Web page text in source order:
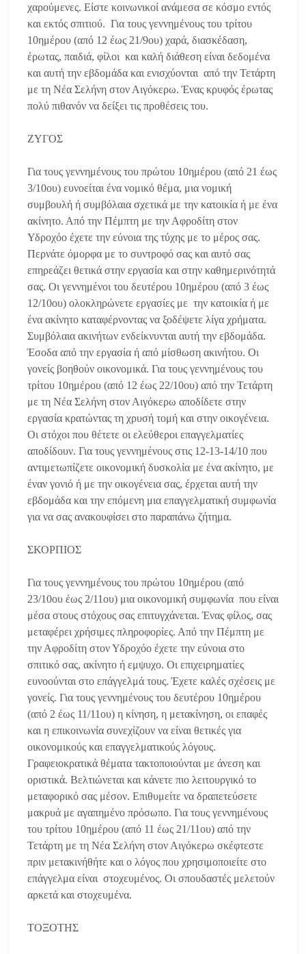
χαρούμενες. Είστε κοινωνικοί ανάμεσα σε κόσμο εντός
και εκτός σπιτιού. Για τους γεννημένους του τρίτου
10ημέρου (από 12 έως 21/9ου) χαρά, διασκέδαση,
έρωτας, παιδιά, φίλοι και καλή διάθεση είναι δεδομένα
και αυτή την εβδομάδα και ενισχύονται από την Τετάρτη
με τη Νέα Σελήνη στον Αιγόκερω. Ένας κρυφός έρωτας
πολύ πιθανόν να δείξει τις προθέσεις του.
ΖΥΓΟΣ
Για τους γεννημένους του πρώτου 10ημέρου (από 21 έως
3/10ου) ευνοείται ένα νομικό θέμα, μια νομική
συμβουλή ή συμβόλαια σχετικά με την κατοικία ή με ένα
ακίνητο. Από την Πέμπτη με την Αφροδίτη στον
Υδροχόο έχετε την εύνοια της τύχης με το μέρος σας.
Περνάτε όμορφα με το συντροφό σας και αυτό σας
επηρεάζει θετικά στην εργασία και στην καθημερινότητά
σας. Οι γεννημένοι του δευτέρου 10ημέρου (από 3 έως
12/10ου) ολοκληρώνετε εργασίες με την κατοικία ή με
ένα ακίνητο καταφέρνοντας να ξοδέψετε λίγα χρήματα.
Συμβόλαια ακινήτων ενδείκνυνται αυτή την εβδομάδα.
Έσοδα από την εργασία ή από μίσθωση ακινήτου. Οι
γονείς βοηθούν οικονομικά. Για τους γεννημένους του
τρίτου 10ημέρου (από 12 έως 22/10ου) από την Τετάρτη
με τη Νέα Σελήνη στον Αιγόκερω αποδίδετε στην
εργασία κρατώντας τη χρυσή τομή και στην οικογένεια.
Οι στόχοι που θέτετε οι ελεύθεροι επαγγελματίες
αποδίδουν. Για τους γεννημένους στις 12-13-14/10 που
αντιμετωπίζετε οικονομική δυσκολία με ένα ακίνητο, με
έναν γονιό ή με την οικογένεια σας, έρχεται αυτή την
εβδομάδα και την επόμενη μια επαγγελματική συμφωνία
για να σας ανακουφίσει στο παραπάνω ζήτημα.
ΣΚΟΡΠΙΟΣ
Για τους γεννημένους του πρώτου 10ημέρου (από
23/10ου έως 2/11ου) μια οικονομική συμφωνία που είναι
μέσα στους στόχους σας επιτυγχάνεται. Ένας φίλος, σας
μεταφέρει χρήσιμες πληροφορίες. Από την Πέμπτη με
την Αφροδίτη στον Υδροχόο έχετε την εύνοια στο
σπιτικό σας, ακίνητο ή εμψυχο. Οι επιχειρηματίες
ευνοούνται στο επάγγελμά τους. Έχετε καλές σχέσεις με
γονείς. Για τους γεννημένους του δευτέρου 10ημέρου
(από 2 έως 11/11ου) η κίνηση, η μετακίνηση, οι επαφές
και η επικοινωνία συνεχίζουν να είναι θετικές για
οικονομικούς και επαγγελματικούς λόγους.
Γραφειοκρατικά θέματα τακτοποιούνται με άνεση και
οριστικά. Βελτιώνεται και κάνετε πιο λειτουργικό το
μεταφορικό σας μέσον. Επιθυμείτε να δραπετεύσετε
μακρυά με αγαπημένο πρόσωπο. Για τους γεννημένους
του τρίτου 10ημέρου (από 11 έως 21/11ου) από την
Τετάρτη με τη Νέα Σελήνη στον Αιγόκερω σκέφτεστε
πριν μετακινήθήτε και ο λόγος που χρησιμοποιείτε στο
επάγγελμα είναι στοχευμένος. Οι σπουδαστές μελετούν
αρκετά και στοχευμένα.
ΤΟΞΟΤΗΣ